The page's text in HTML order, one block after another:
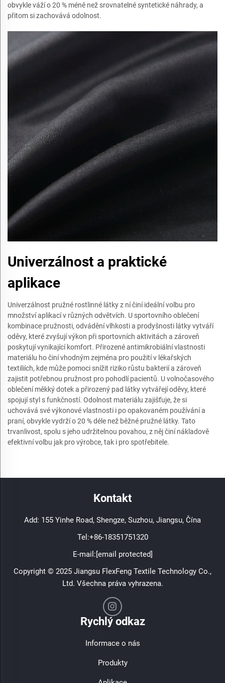
obvykle váží o 20 % méně než srovnatelné syntetické náhrady, a
přitom si zachovává odolnost.
Univerzálnost a praktické
aplikace
Univerzálnost pružné rostlinné látky z ní činí ideální volbu pro
množství aplikací v různých odvětvích. U sportovního oblečení
kombinace pružnosti, odvádění vlhkosti a prodyšnosti látky vytváří
oděvy, které zvyšují výkon při sportovních aktivitách a zároveň
poskytují vynikající komfort. Přirozené antimikrobiální vlastnosti
materiálu ho činí vhodným zejména pro použití v lékařských
textiliích, kde může pomoci snížit riziko růstu bakterií a zároveň
zajistit potřebnou pružnost pro pohodlí pacientů. U volnočasového
oblečení měkký dotek a přirozený pad látky vytvářejí oděvy, které
spojují styl s funkčností. Odolnost materiálu zajišťuje, že si
uchovává své výkonové vlastnosti i po opakovaném používání a
praní, obvykle vydrží o 20 % déle než běžné pružné látky. Tato
trvanlivost, spolu s jeho udržitelnou povahou, z něj činí nákladově
efektivní volbu jak pro výrobce, tak i pro spotřebitele.
Kontakt
Add: 155 Yinhe Road, Shengze, Suzhou, Jiangsu, Čína
Tel:+86-18351751320
E-mail:[email protected]
Copyright © 2025 Jiangsu FlexFeng Textile Technology Co.,
Ltd. Všechna práva vyhrazena.
Rychlý odkaz
Informace o nás
Produkty